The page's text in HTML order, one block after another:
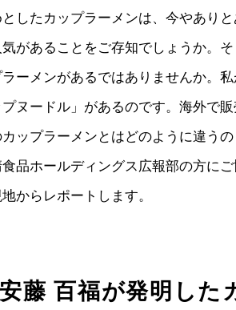
したカップラーメンは、今やあり
があることをご存知でしょうか。
ーメンがあるではありませんか。
ヌードル」があるのです。海外で
ップラーメンとはどのように違う
品ホールディングス広報部の方に
からレポートします。
藤 百福が発明した